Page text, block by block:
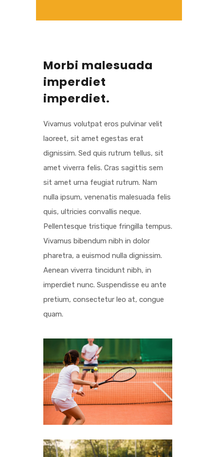
Morbi malesuada
imperdiet
imperdiet.
Vivamus volutpat eros pulvinar velit
laoreet, sit amet egestas erat
dignissim. Sed quis rutrum tellus, sit
amet viverra felis. Cras sagittis sem
sit amet urna feugiat rutrum. Nam
nulla ipsum, venenatis malesuada felis
quis, ultricies convallis neque.
Pellentesque tristique fringilla tempus.
Vivamus bibendum nibh in dolor
pharetra, a euismod nulla dignissim.
Aenean viverra tincidunt nibh, in
imperdiet nunc. Suspendisse eu ante
pretium, consectetur leo at, congue
quam.